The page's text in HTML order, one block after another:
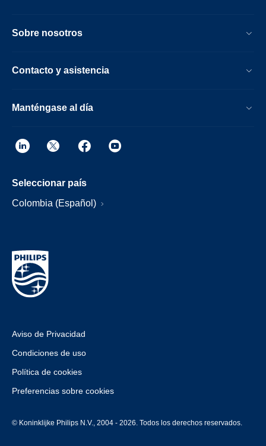
Sobre nosotros
Contacto y asistencia
Manténgase al día
Seleccionar país
Colombia (Español)
Aviso de Privacidad
Condiciones de uso
Política de cookies
Preferencias sobre cookies
© Koninklijke Philips N.V., 2004 - 2026. Todos los derechos reservados.